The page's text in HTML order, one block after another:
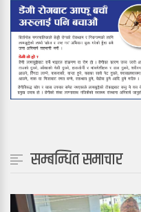
सम्बन्धित समाचार